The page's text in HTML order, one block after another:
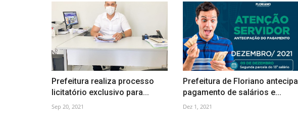
Prefeitura realiza processo
licitatório exclusivo para...
Sep 20, 2021
Prefeitura de Floriano antecipa
pagamento de salários e...
Dez 1, 2021